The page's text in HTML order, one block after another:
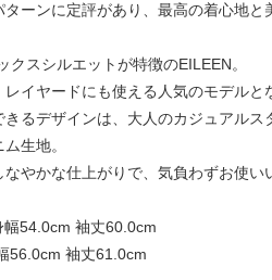
ーンに定評があり、最高の着心地と
スシルエットが特徴のEILEEN。
イヤードにも使える人気のモデルと
るデザインは、大人のカジュアルス
生地。
やかな仕上がりで、気負わずお使い
54.0cm 袖丈60.0cm
56.0cm 袖丈61.0cm